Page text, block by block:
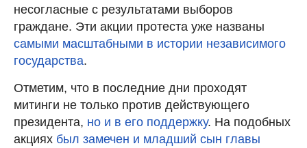
несогласные с результатами выборов
граждане. Эти акции протеста уже названы
самыми масштабными в истории независимого
государства.
Отметим, что в последние дни проходят
митинги не только против действующего
президента, но и в его поддержку. На подобных
акциях был замечен и младший сын главы